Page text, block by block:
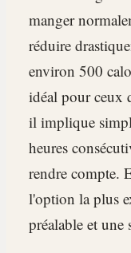
manger
réduire
environ 500
idéal pour ceux
il implique
heures
rendre compte.
l'option la plus
préalable et une